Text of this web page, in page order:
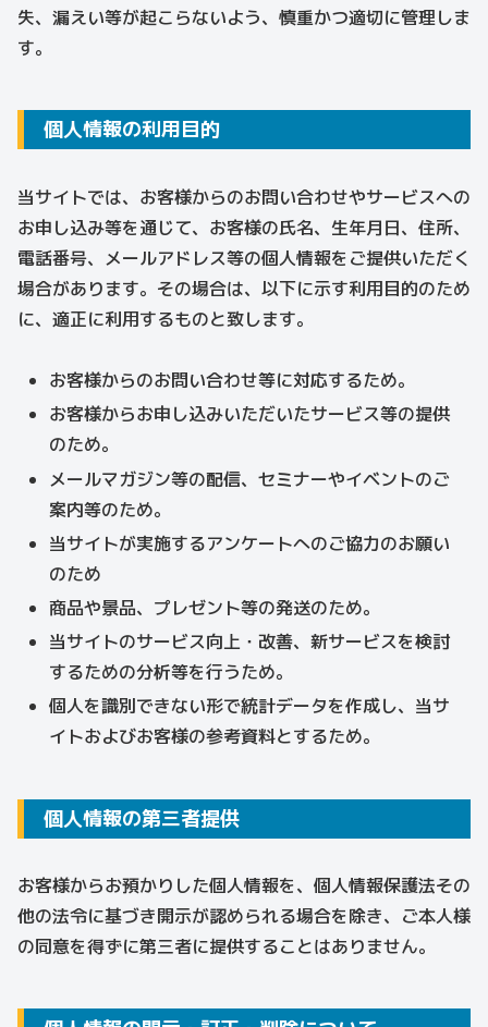
失、漏えい等が起こらないよう、慎重かつ適切に管理しま
す。
個人情報の利用目的
当サイトでは、お客様からのお問い合わせやサービスへの
お申し込み等を通じて、お客様の氏名、生年月日、住所、
電話番号、メールアドレス等の個人情報をご提供いただく
場合があります。その場合は、以下に示す利用目的のため
に、適正に利用するものと致します。
お客様からのお問い合わせ等に対応するため。
お客様からお申し込みいただいたサービス等の提供
のため。
メールマガジン等の配信、セミナーやイベントのご
案内等のため。
当サイトが実施するアンケートへのご協力のお願い
のため
商品や景品、プレゼント等の発送のため。
当サイトのサービス向上・改善、新サービスを検討
するための分析等を行うため。
個人を識別できない形で統計データを作成し、当サ
イトおよびお客様の参考資料とするため。
個人情報の第三者提供
お客様からお預かりした個人情報を、個人情報保護法その
他の法令に基づき開示が認められる場合を除き、ご本人様
の同意を得ずに第三者に提供することはありません。